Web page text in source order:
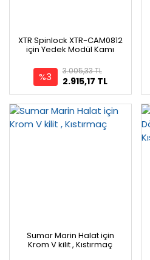
XTR Spinlock XTR-CAM0812
için Yedek Modül Kamı
%3 2.915,17 TL
3.005,33 TL
Sumar Marin Halat için
Krom V kilit , Kıstırmaç